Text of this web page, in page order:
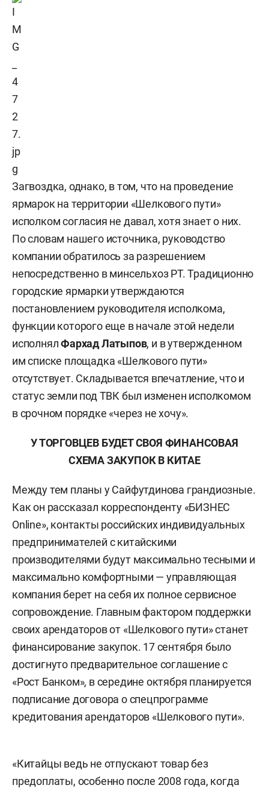
Загвоздка, однако, в том, что на проведение
ярмарок на территории «Шелкового пути»
исполком согласия не давал, хотя знает о них.
По словам нашего источника, руководство
компании обратилось за разрешением
непосредственно в минсельхоз РТ. Традиционно
городские ярмарки утверждаются
постановлением руководителя исполкома,
функции которого еще в начале этой недели
исполнялФархад Латыпов, и в утвержденном
им списке площадка «Шелкового пути»
отсутствует. Складывается впечатление, что и
статус земли под ТВК был изменен исполкомом
в срочном порядке «через не хочу».
У ТОРГОВЦЕВ БУДЕТ СВОЯ ФИНАНСОВАЯ
СХЕМА ЗАКУПОК В КИТАЕ
Между тем планы у Сайфутдинова грандиозные.
Как он рассказал корреспонденту «БИЗНЕС
Online», контакты российских индивидуальных
предпринимателей с китайскими
производителями будут максимально тесными и
максимально комфортными — управляющая
компания берет на себя их полное сервисное
сопровождение. Главным фактором поддержки
своих арендаторов от «Шелкового пути» станет
финансирование закупок. 17 сентября было
достигнуто предварительное соглашение с
«Рост Банком», в середине октября планируется
подписание договора о спецпрограмме
кредитования арендаторов «Шелкового пути».
«Китайцы ведь не отпускают товар без
предоплаты, особенно после 2008 года, когда